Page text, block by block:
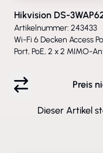
Hikvision DS-
Artikelnummer: 243433
Wi-Fi 6 Decken Access
Port, PoE, 2 x 2 MIMO-
Preis
Dieser Artikel